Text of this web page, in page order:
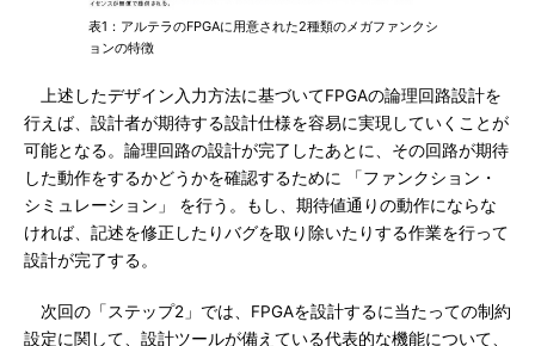
表1：アルテラのFPGAに用意された2種類のメガファンクシ
ョンの特徴
上述したデザイン入力方法に基づいてFPGAの論理回路設計を
行えば、設計者が期待する設計仕様を容易に実現していくことが
可能となる。論理回路の設計が完了したあとに、その回路が期待
した動作をするかどうかを確認するために 「ファンクション・
シミュレーション」 を行う。もし、期待値通りの動作にならな
ければ、記述を修正したりバグを取り除いたりする作業を行って
設計が完了する。
次回の「ステップ2」では、FPGAを設計するに当たっての制約
設定に関して、設計ツールが備えている代表的な機能について、